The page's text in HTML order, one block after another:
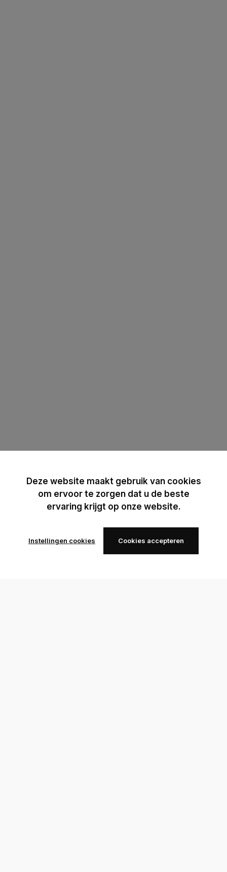
Deze website maakt gebruik van cookies
om ervoor te zorgen dat u de beste
ervaring krijgt op onze website.
Instellingen cookies Cookies accepteren